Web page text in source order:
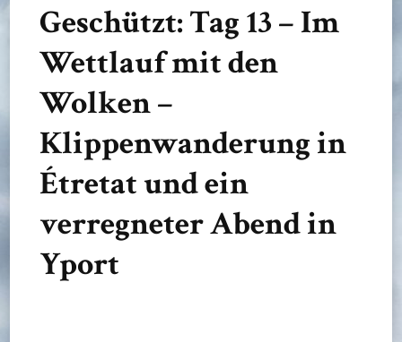
Geschützt: Tag 13 – Im
Wettlauf mit den
Wolken –
Klippenwanderung in
Étretat und ein
verregneter Abend in
Yport